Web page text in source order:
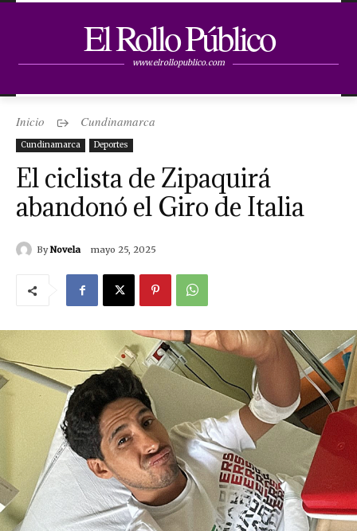
El Rollo Público
www.elrollopublico.com
Inicio Cundinamarca
Cundinamarca Deportes
El ciclista de Zipaquirá
abandonó el Giro de Italia
By Novela mayo 25, 2025